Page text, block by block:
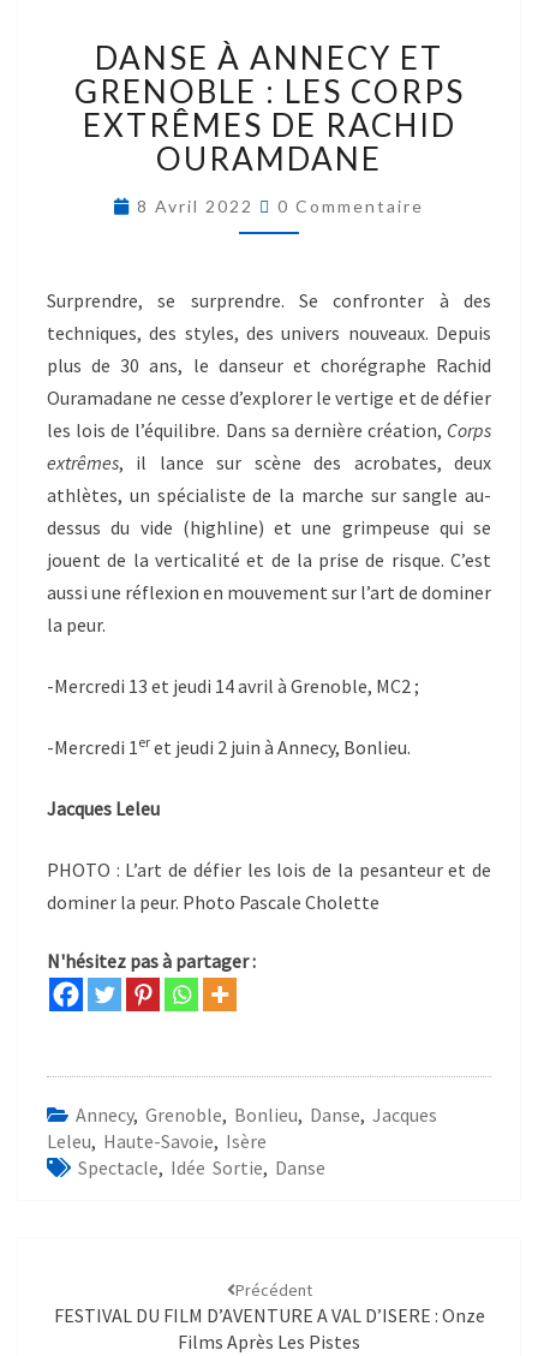
DANSE À ANNECY ET
GRENOBLE : LES CORPS
EXTRÊMES DE RACHID
OURAMDANE
8 Avril 2022 0 Commentaire
Surprendre, se surprendre. Se confronter à des
techniques, des styles, des univers nouveaux. Depuis
plus de 30 ans, le danseur et chorégraphe Rachid
Ouramadane ne cesse d’explorer le vertige et de défier
les lois de l’équilibre. Dans sa dernière création, Corps
extrêmes, il lance sur scène des acrobates, deux
athlètes, un spécialiste de la marche sur sangle au-
dessus du vide (highline) et une grimpeuse qui se
jouent de la verticalité et de la prise de risque. C’est
aussi une réflexion en mouvement sur l’art de dominer
la peur.
-Mercredi 13 et jeudi 14 avril à Grenoble, MC2 ;
-Mercredi 1er et jeudi 2 juin à Annecy, Bonlieu.
Jacques Leleu
PHOTO : L’art de défier les lois de la pesanteur et de
dominer la peur. Photo Pascale Cholette
N'hésitez pas à partager :
Annecy, Grenoble, Bonlieu, Danse, Jacques
Leleu, Haute-Savoie, Isère
Spectacle, Idée Sortie, Danse
Précédent
FESTIVAL DU FILM D’AVENTURE A VAL D’ISERE : Onze
Films Après Les Pistes